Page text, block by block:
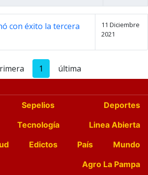
con éxito la tercera
11 Diciembre
2021
1 última
Sepelios
Deportes
Tecnología
Linea Abierta
Edictos País
Mundo
Agro La Pampa